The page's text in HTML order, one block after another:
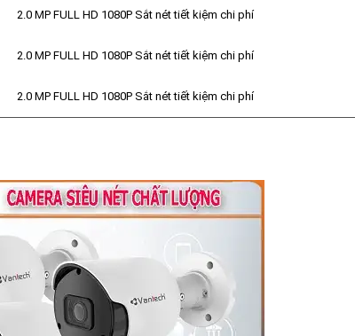
2.0 MP FULL HD 1080P Sắt nét tiết kiệm chi phí
2.0 MP FULL HD 1080P Sắt nét tiết kiệm chi phí
2.0 MP FULL HD 1080P Sắt nét tiết kiệm chi phí